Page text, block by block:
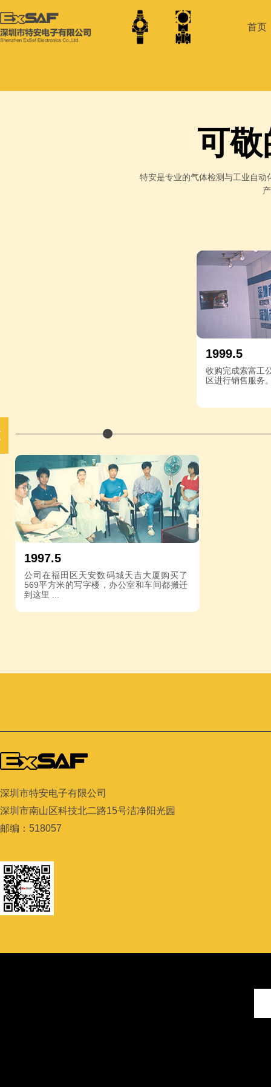
首页
可
特安是专业的气体检测与工业自
1997.5
公司在福田区天安数码城天吉大厦购买了
569平方米的写字楼，办公室和车间都搬迁
到这里 ...
1999.5
收购完成索富工
区进行销售服务
深圳市特安电子有限公司
深圳市南山区科技北二路15号洁净阳光园
邮编： 518057